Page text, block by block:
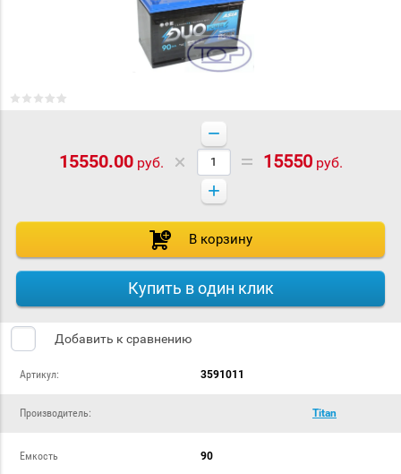
15550.00руб.
−
+
15550руб.
В корзину
Купить в один клик
Добавить к сравнению
Артикул: 3591011
Производитель: Titan
Емкость 90